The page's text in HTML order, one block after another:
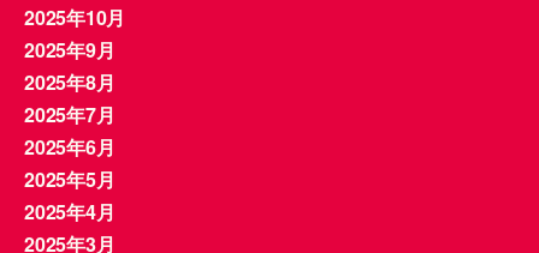
2025年10月
2025年9月
2025年8月
2025年7月
2025年6月
2025年5月
2025年4月
2025年3月